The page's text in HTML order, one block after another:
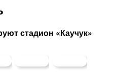
стадион «Каучук»